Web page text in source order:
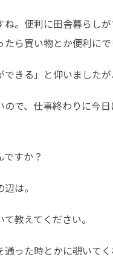
。便利に田舎暮らし
ら買い物とか便利に
きる」と仰いました
で、仕事終わりに今
すか？
は。
教えてください。
った時とかに覗いて